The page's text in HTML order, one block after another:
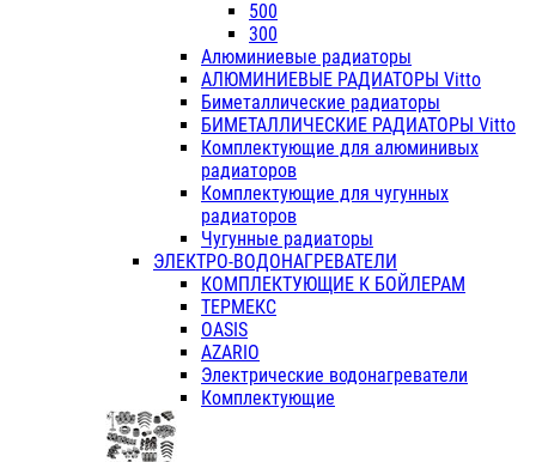
500
300
Алюминиевые радиаторы
АЛЮМИНИЕВЫЕ РАДИАТОРЫ Vitto
Биметаллические радиаторы
БИМЕТАЛЛИЧЕСКИЕ РАДИАТОРЫ Vitto
Комплектующие для алюминивых
радиаторов
Комплектующие для чугунных
радиаторов
Чугунные радиаторы
ЭЛЕКТРО-ВОДОНАГРЕВАТЕЛИ
КОМПЛЕКТУЮЩИЕ К БОЙЛЕРАМ
ТЕРМЕКС
OASIS
AZARIO
Электрические водонагреватели
Комплектующие